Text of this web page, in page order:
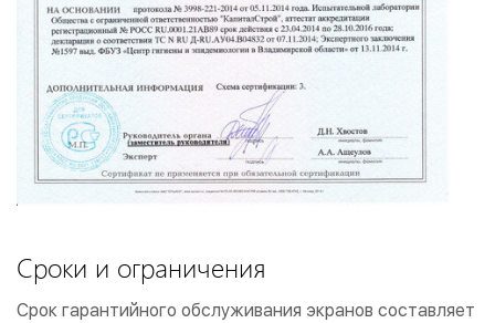
Сроки и ограничения
Срок гарантийного обслуживания экранов составляет